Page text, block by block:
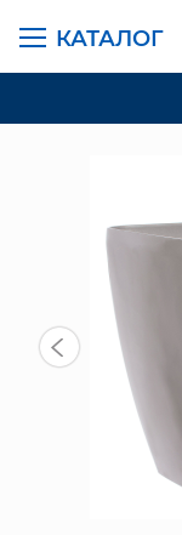
КАТАЛОГ
ГЛАВНАЯ СТРАНИЦА